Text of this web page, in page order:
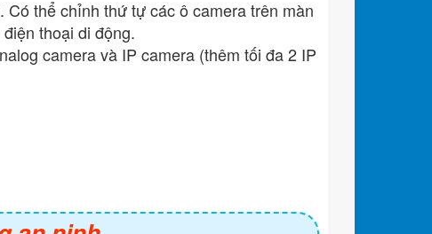
thể chỉnh thứ tự các ô camera trên màn
thoại di động.
camera và IP camera (thêm tối đa 2 IP